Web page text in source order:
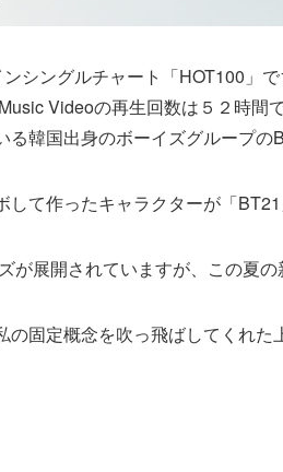
シングルチャート「HOT100」
Videoの再生回数は５２時間
韓国出身のボーイズグループの
て作ったキャラクターが「BT21
が展開されていますが、この夏
固定概念を吹っ飛ばしてくれ